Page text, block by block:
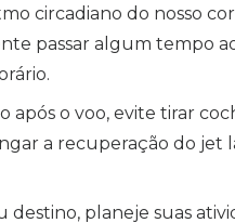
circadiano do nosso
passar algum tempo
após o voo, evite tirar
a recuperação do jet
destino, planeje suas